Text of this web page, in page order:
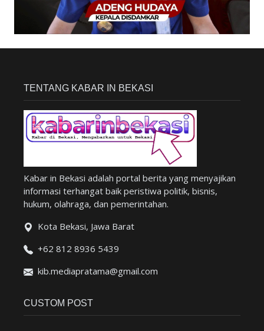
TENTANG KABAR IN BEKASI
Kabar in Bekasi adalah portal berita yang menyajikan
informasi terhangat baik peristiwa politik, bisnis,
hukum, olahraga, dan pemerintahan.
Kota Bekasi, Jawa Barat
+62 812 8936 5439
kib.mediapratama@gmail.com
CUSTOM POST